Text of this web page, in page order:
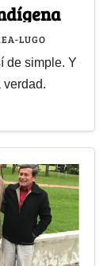
LUGO
de simple. Y
verdad.